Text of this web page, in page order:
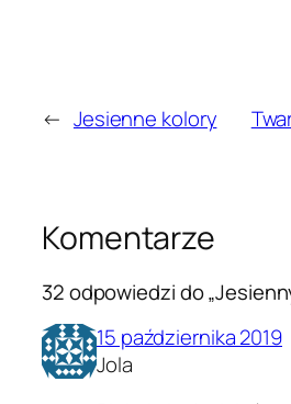
← Jesienne kolory
Komentarze
32 odpowiedzi do
15 października 2019
Jola